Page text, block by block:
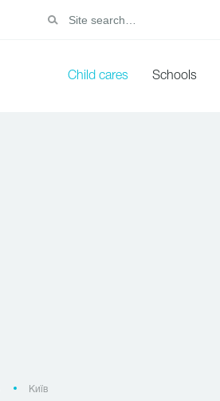
Child cares Schools
Київ